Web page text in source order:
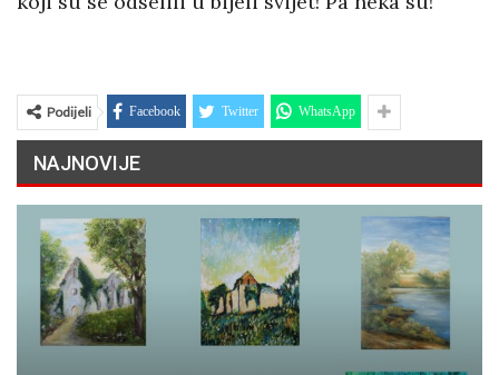
Podijeli Facebook Twitter WhatsApp
NAJNOVIJE